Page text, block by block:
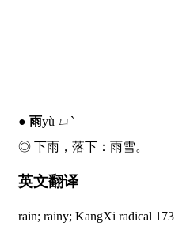
雨yù ㄩˋ
◎ 下雨，落下： 雨雪。
英文翻译
rain; rainy; KangXi radical 173